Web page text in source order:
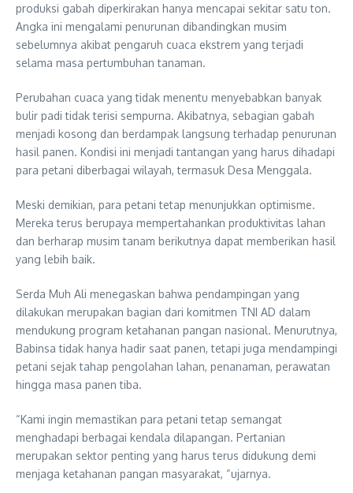
produksi gabah diperkirakan hanya mencapai sekitar satu ton.
Angka ini mengalami penurunan dibandingkan musim
sebelumnya akibat pengaruh cuaca ekstrem yang terjadi
selama masa pertumbuhan tanaman.
Perubahan cuaca yang tidak menentu menyebabkan banyak
bulir padi tidak terisi sempurna. Akibatnya, sebagian gabah
menjadi kosong dan berdampak langsung terhadap penurunan
hasil panen. Kondisi ini menjadi tantangan yang harus dihadapi
para petani diberbagai wilayah, termasuk Desa Menggala.
Meski demikian, para petani tetap menunjukkan optimisme.
Mereka terus berupaya mempertahankan produktivitas lahan
dan berharap musim tanam berikutnya dapat memberikan hasil
yang lebih baik.
Serda Muh Ali menegaskan bahwa pendampingan yang
dilakukan merupakan bagian dari komitmen TNI AD dalam
mendukung program ketahanan pangan nasional. Menurutnya,
Babinsa tidak hanya hadir saat panen, tetapi juga mendampingi
petani sejak tahap pengolahan lahan, penanaman, perawatan
hingga masa panen tiba.
“Kami ingin memastikan para petani tetap semangat
menghadapi berbagai kendala dilapangan. Pertanian
merupakan sektor penting yang harus terus didukung demi
menjaga ketahanan pangan masyarakat, “ujarnya.